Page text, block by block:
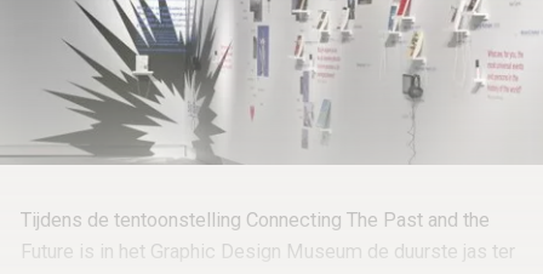
Tijdens de tentoonstelling Connecting The Past and the
Future is in het Graphic Design Museum de duurste jas ter